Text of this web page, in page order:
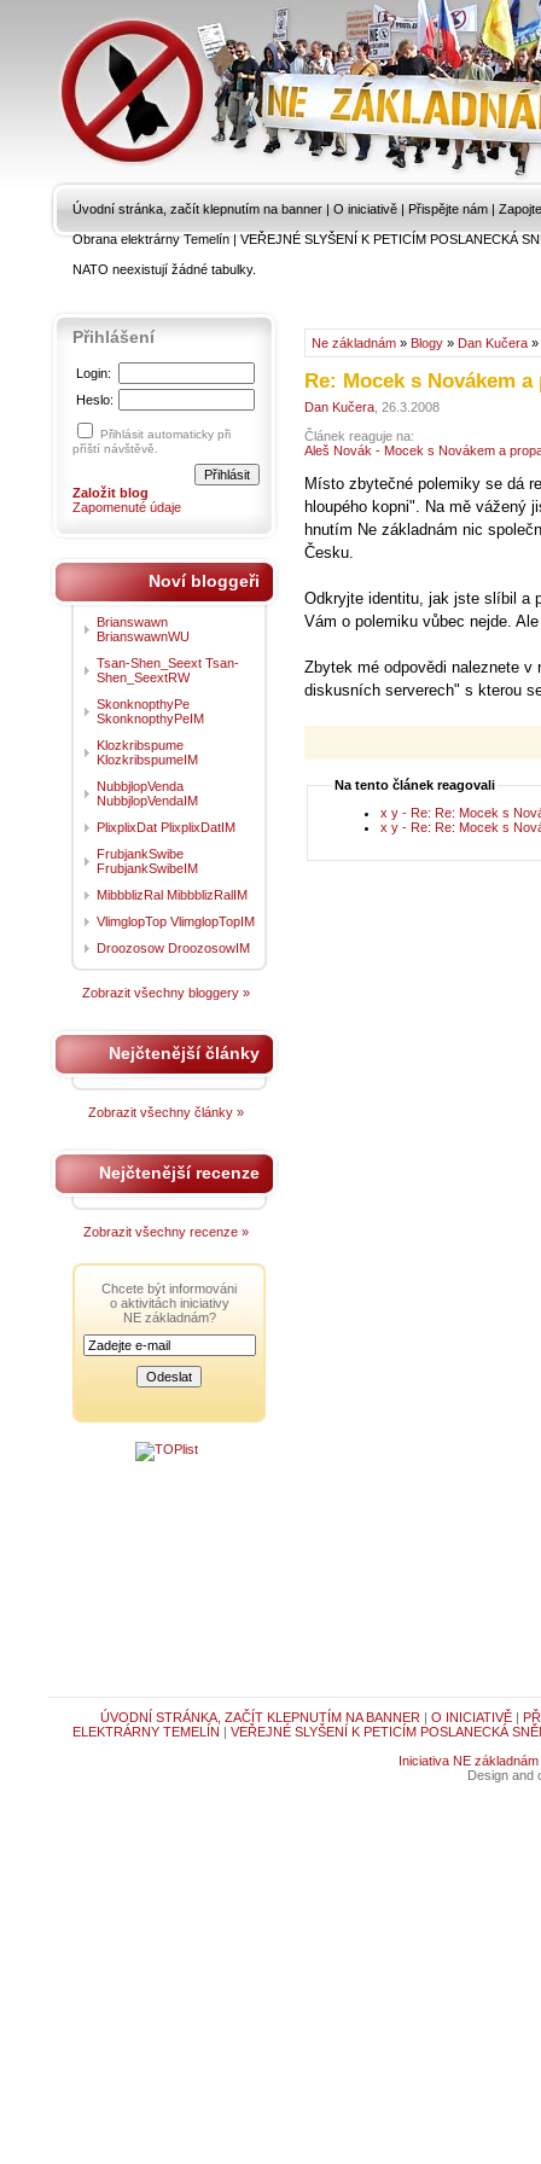
Úvodní stránka, začít klepnutím na banner | O iniciativě | Přispějte nám |
Obrana elektrárny Temelín|VEŘEJNÉ SLYŠENÍ K PETICÍM POSLANECKÁ
NATO neexistují žádné tabulky.
Ne základnám » Blogy » Dan Kučera »
Re: Mocek s Novákem
Dan Kučera , 26.3.2008
Článek reaguje na:
Aleš Novák - Mocek s Novákem a
Místo zbytečné polemiky se dá
hloupého kopni". Na mě vážený
hnutím Ne základnám nic
Česku.
Odkryjte identitu, jak jste slíbil a
Vám o polemiku vůbec nejde.
Zbytek mé odpovědi naleznete v
diskusních serverech" s kterou
Na tento článek reagovali
x y - Re: Re: Mocek s
x y - Re: Re: Mocek s
Přihlášení
Login:
Heslo:
Přihlásit automaticky při
příští návštěvě.
Založit blog
Zapomenuté údaje
Noví bloggeři
Brianswawn
BrianswawnWU
Tsan-Shen_Seext Tsan-
Shen_SeextRW
SkonknopthyPe
SkonknopthyPeIM
Klozkribspume
KlozkribspumeIM
NubbjlopVenda
NubbjlopVendaIM
PlixplixDat PlixplixDatIM
FrubjankSwibe
FrubjankSwibeIM
MibbblizRal MibbblizRalIM
VlimglopTop VlimglopTopIM
Droozosow DroozosowIM
Zobrazit všechny bloggery »
Nejčtenější články
Zobrazit všechny články »
Nejčtenější recenze
Zobrazit všechny recenze »
Chcete být informováni
o aktivitách iniciativy
NE základnám?
ÚVODNÍ STRÁNKA, ZAČÍT KLEPNUTÍM NA BANNER | O INICIATIVĚ|
ELEKTRÁRNY TEMELÍN | VEŘEJNÉ SLYŠENÍ K PETICÍM POSLANECKÁ
Iniciativa NE základnám
Design and